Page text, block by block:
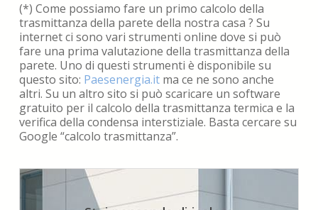
(*) Come possiamo fare un primo calcolo della
trasmittanza della parete della nostra casa ? Su
internet ci sono vari strumenti online dove si può
fare una prima valutazione della trasmittanza della
parete. Uno di questi strumenti è disponibile su
questo sito: Paesenergia.itma ce ne sono anche
altri. Su un altro sito si può scaricare un software
gratuito per il calcolo della trasmittanza termica e la
verifica della condensa interstiziale. Basta cercare su
Google “calcolo trasmittanza”.